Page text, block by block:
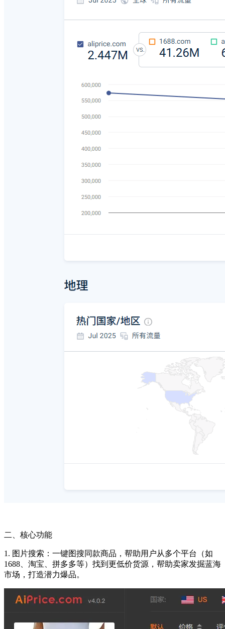
二、核心功能
1. 图片搜索：一键图搜同款商品，帮助用户从多个平台（如
1688、淘宝、拼多多等）找到更低价货源，帮助卖家发掘蓝海
市场，打造潜力爆品。